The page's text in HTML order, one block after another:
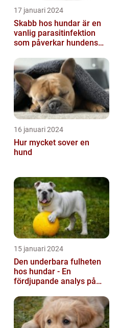
17 januari 2024
Skabb hos hundar är en
vanlig parasitinfektion
som påverkar hundens
16 januari 2024
Hur mycket sover en
hund
15 januari 2024
Den underbara fulheten
hos hundar - En
fördjupande analys på